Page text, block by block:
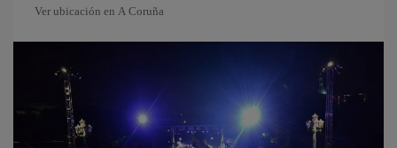
Ver ubicación en A Coruña